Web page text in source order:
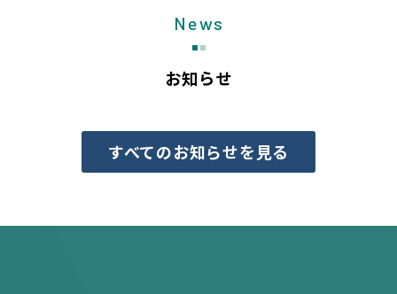
News
お知らせ
すべてのお知らせを見る